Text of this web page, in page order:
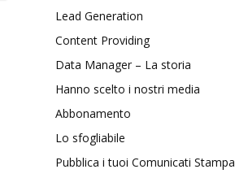
Lead Generation
Content Providing
Data Manager – La storia
Hanno scelto i nostri media
Abbonamento
Lo sfogliabile
Pubblica i tuoi Comunicati Stampa